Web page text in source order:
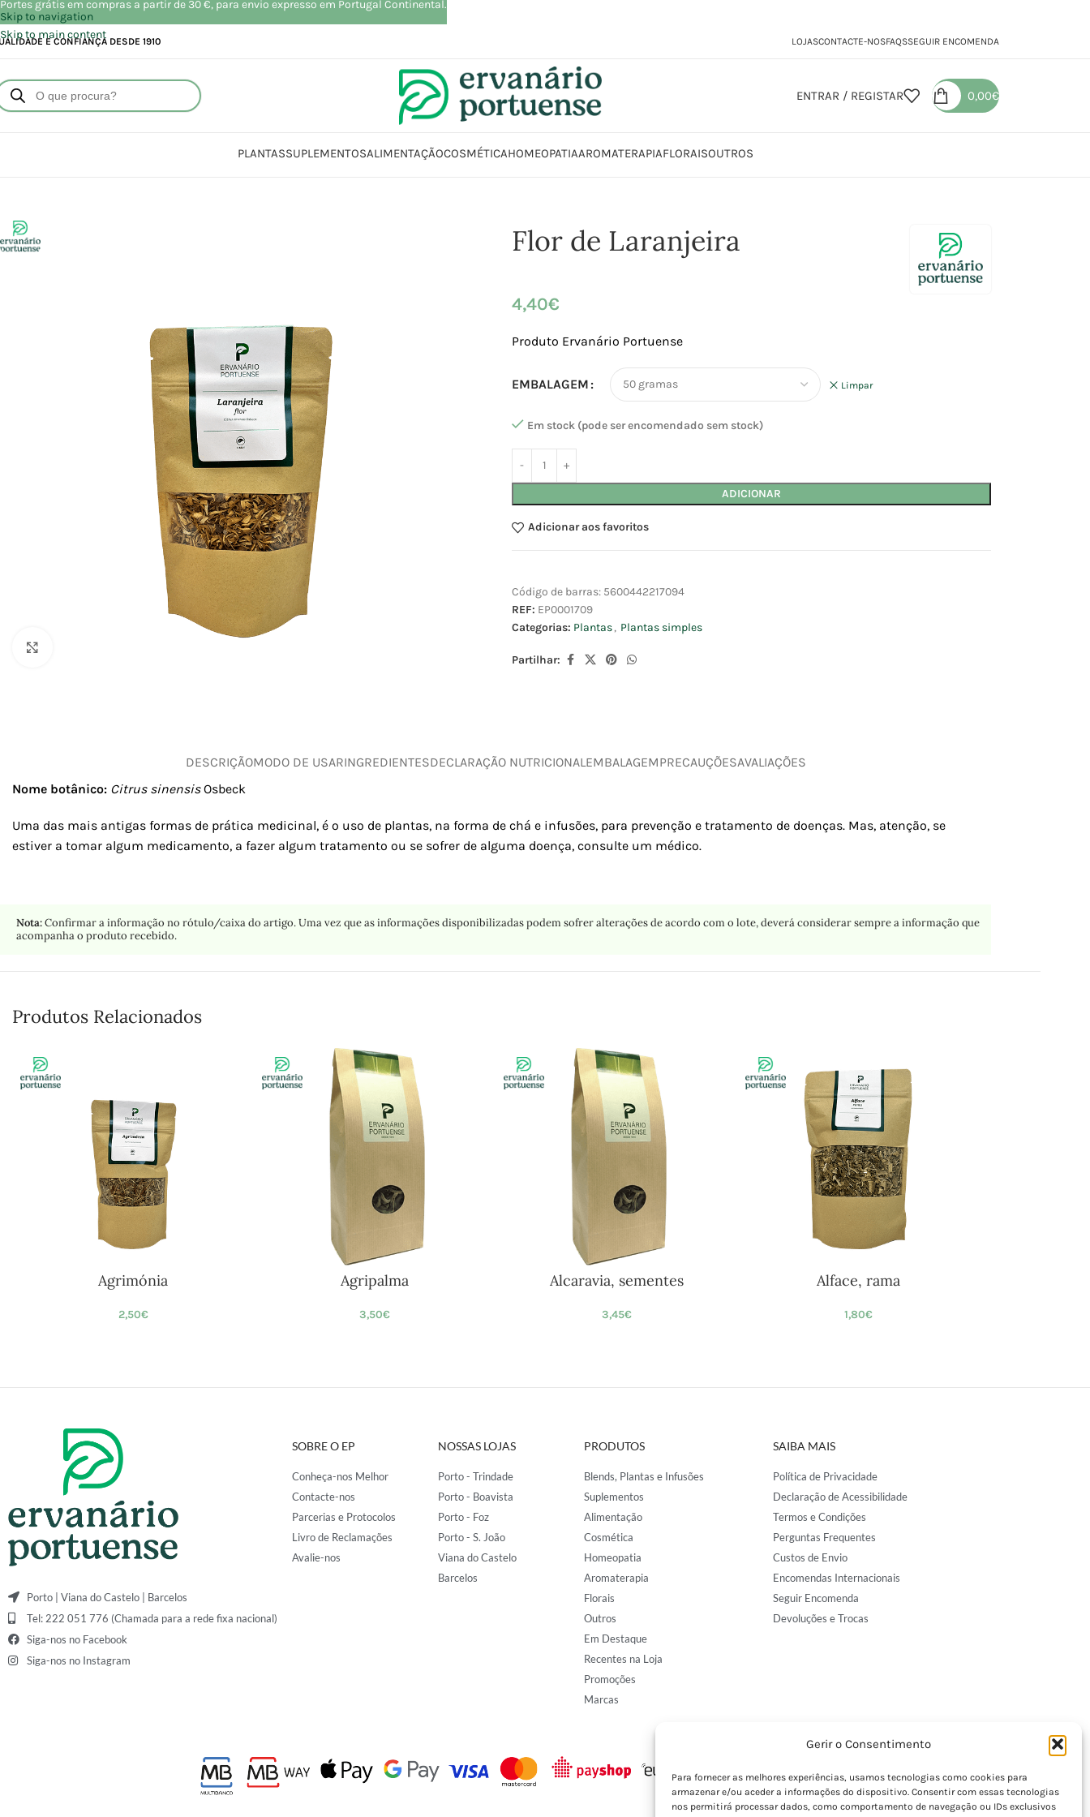
Gerir o Consentimento
Para fornecer as melhores experiências, usamos tecnologias como cookies para
armazenar e/ou aceder a informações do dispositivo. Consentir com essas tecnologias
nos permitirá processar dados, como comportamento de navegação ou IDs exclusivos
Skip to navigation
Skip to main content
E CONFIANÇA DESDE 1910 LOJASCONTACTE-NOSFAQSSEGUIR ENCOMENDA
ENTRAR / REGISTAR 0,00€
PLANTASSUPLEMENTOSALIMENTAÇÃOCOSMÉTICAHOMEOPATIAAROMATERAPIAFLORAISOUTROS
Flor de Laranjeira
4,40€
Produto Ervanário Portuense
EMBALAGEM Limpar
Em stock (pode ser encomendado sem stock)
ADICIONAR
Adicionar aos favoritos
Código de barras: 5600442217094
REF: EP0001709
Categorias: Plantas, Plantas simples
Partilhar:
DESCRIÇÃOMODO DE USARINGREDIENTESDECLARAÇÃO NUTRICIONAL EMBALAGEMPRECAUÇÕESAVALIAÇÕES
Nome botânico: Citrus sinensisOsbeck
Uma das mais antigas formas de prática medicinal, é o uso de plantas, na forma de chá e infusões, para prevenção e tratamento de doenças. Mas, atenção, se
estiver a tomar algum medicamento, a fazer algum tratamento ou se sofrer de alguma doença, consulte um médico.
Nota:Confirmar a informação no rótulo/caixa do artigo. Uma vez que as informações disponibilizadas podem sofrer alterações de acordo com o lote, deverá considerar sempre a informação que
acompanha o produto recebido.
Produtos Relacionados
Agrimónia
2,50€
Agripalma
3,50€
Alcaravia, sementes
3,45€
Alface, rama
1,80€
Porto | Viana do Castelo | Barcelos
Tel: 222 051 776 (Chamada para a rede fixa nacional)
Siga-nos no Facebook
Siga-nos no Instagram
SOBRE O EP
Conheça-nos Melhor
Contacte-nos
Parcerias e Protocolos
Livro de Reclamações
Avalie-nos
NOSSAS LOJAS
Porto - Trindade
Porto - Boavista
Porto - Foz
Porto - S. João
Viana do Castelo
Barcelos
PRODUTOS
Blends, Plantas e Infusões
Suplementos
Alimentação
Cosmética
Homeopatia
Aromaterapia
Florais
Outros
Em Destaque
Recentes na Loja
Promoções
Marcas
SAIBA MAIS
Política de Privacidade
Declaração de Acessibilidade
Termos e Condições
Perguntas Frequentes
Custos de Envio
Encomendas Internacionais
Seguir Encomenda
Devoluções e Trocas
Portes grátis em compras a partir de 30 €, para envio expresso em Portugal Continental.